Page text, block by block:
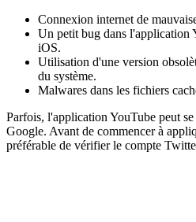
Connexion internet de
Un petit bug dans l'application
iOS.
Utilisation d'une version
du système.
Malwares dans les fichiers
Parfois, l'application YouTube peut
Google. Avant de commencer à
préférable de vérifier le compte